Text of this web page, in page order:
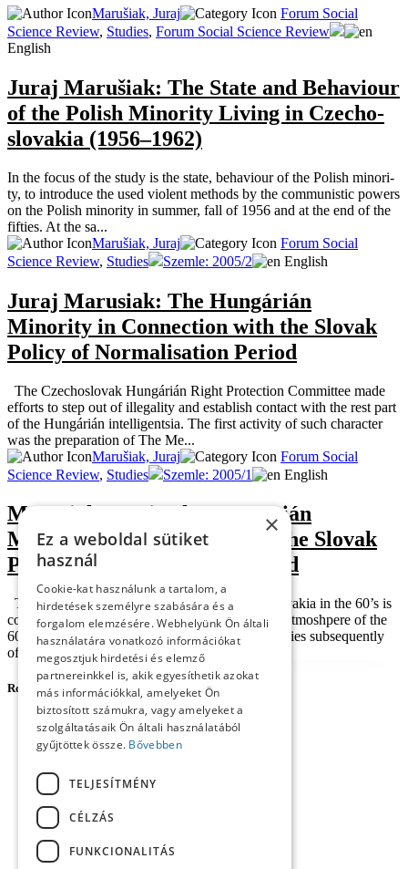
Marušiak, Juraj
Forum Social
Science Review, Studies, Forum Social Science Review
English
Juraj Maruši­ak: The State and Behav­iour
of the Pol­ish Minor­i­ty Liv­ing in Czecho­
slo­va­kia (1956–1962)
In the focus of the study is the state, behav­iour of the Pol­ish minor­i­
ty, to intro­duce the used vio­lent meth­ods by the com­mu­nis­tic pow­ers
on the Pol­ish minor­i­ty in sum­mer, fall of 1956 and at the end of the
fifties. At the sa...
Marušiak, Juraj
Forum Social
Science Review, Studies Szemle: 2005/2 English
Juraj Marusiak: The Hungárián
Minority in Connection with the Slovak
Policy of Normalisation Period
The Czechoslovak Hungárián Right Protection Committee made
efforts to step out of illegality and establish contact with the rest part
of the Hungárián intelligentsia. The first activity of such character
was the preparation of The Me...
Marušiak, Juraj
Forum Social
Science Review, Studies Szemle: 2005/1 English
Marusiak Juraj: The Hungárián
Minority in Connection with the Slovak
Policy of Normalization Period
The activity of the Hungárián opposition in Slovakia in the 60’s is
connectedwith developed processes. The liberal atmoshpere of the
60’s enabled publicinstitutions to introduce activities subsequently
officially not enab...
Rovatok
Forum Social Science Review
Agora
Central European Forum
Content
Reviews
Workshop
×
Ez a weboldal sütiket
használ
Cookie-kat használunk a tartalom, a
hirdetések személyre szabására és a
forgalom elemzésére. Webhelyünk Ön általi
használatára vonatkozó információkat
megosztjuk hirdetési és elemző
partnereinkkel is, akik egyesíthetik azokat
más információkkal, amelyeket Ön
biztosított számukra, vagy amelyeket a
szolgáltatásaik Ön általi használatából
gyűjtöttek össze. Bővebben
TELJESÍTMÉNY
CÉLZÁS
FUNKCIONALITÁS